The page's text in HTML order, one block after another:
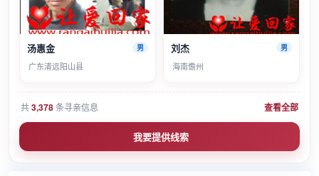
汤惠金 男
广东清远阳山县
刘杰 男
海南儋州
共3,378条寻亲信息 查看全部
我要提供线索